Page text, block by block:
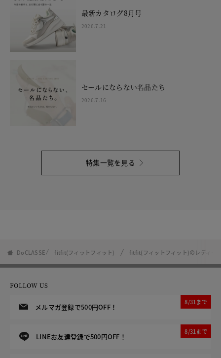
最新カタログ8月号
2026.7.21
セールにならない名品たち
2026.7.16
特集一覧を見る
DoCLASSE fitfit(フィットフィット) fitfit(フィットフィット)のレディー
FOLLOW US
メルマガ登録で500円OFF！
8/31まで
LINEお友達登録で500円OFF！
8/31まで